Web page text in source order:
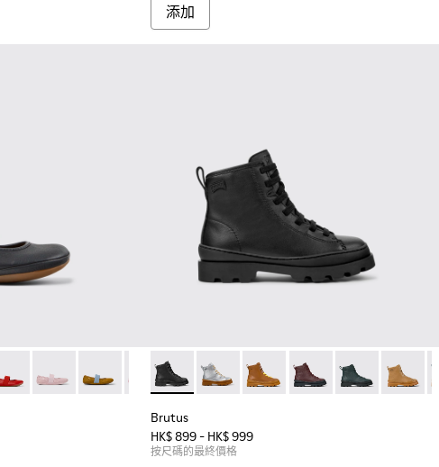
添加
黑色皮革芭蕾舞鞋。
155
- 80025-153
RIGHT - 80025-140
RIGHT - 80025-139
RIGHT - 80025-137
RIGHT - 80025-135
RIGHT - 80025-116
RIGHT - 80025-109
Brutus - K900179-002 - 童裝黑色皮革及踝靴
Brutus - K900179-035
Brutus - K900179-032
Brutus - K900179-031
Brutus -Brutus
Brutus
HK$ 899 - HK$ 999
按尺碼的最終價格